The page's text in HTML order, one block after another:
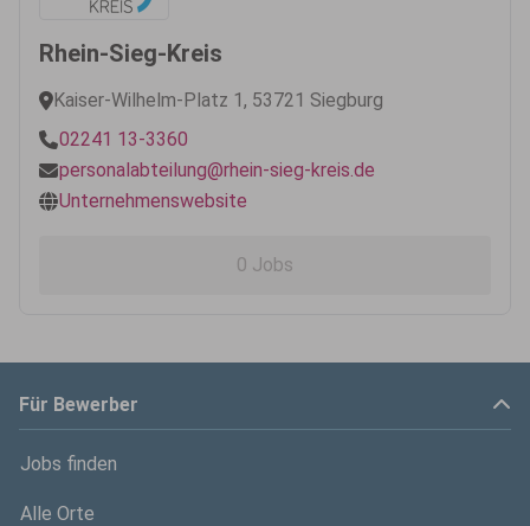
Rhein-Sieg-Kreis
Kaiser-Wilhelm-Platz 1, 53721 Siegburg
02241 13-3360
personalabteilung@rhein-sieg-kreis.de
Unternehmenswebsite
0 Jobs
Für Bewerber
Jobs finden
Alle Orte